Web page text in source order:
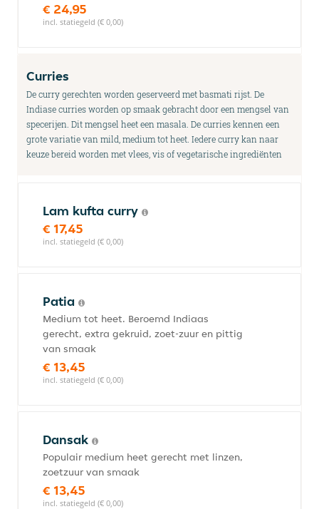
€ 24,95
incl. statiegeld (€ 0,00)
Curries
De curry gerechten worden geserveerd met basmati rijst. De
Indiase curries worden op smaak gebracht door een mengsel van
specerijen. Dit mengsel heet een masala. De curries kennen een
grote variatie van mild, medium tot heet. Iedere curry kan naar
keuze bereid worden met vlees, vis of vegetarische ingrediënten
Lam kufta curry
€ 17,45
incl. statiegeld (€ 0,00)
Patia
Medium tot heet. Beroemd Indiaas
gerecht, extra gekruid, zoet-zuur en pittig
van smaak
€ 13,45
incl. statiegeld (€ 0,00)
Dansak
Populair medium heet gerecht met linzen,
zoetzuur van smaak
€ 13,45
incl. statiegeld (€ 0,00)